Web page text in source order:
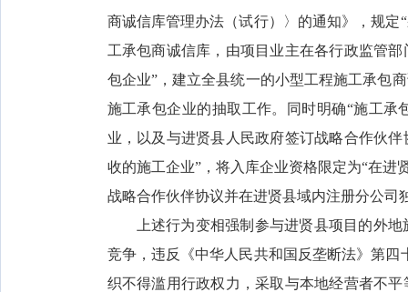
商诚信库管理办法（试行）〉的通知》，规
工承包商诚信库，由项目业主在各行政监管
包企业”，建立全县统一的小型工程施工承包
施工承包企业的抽取工作。同时明确“施工
业，以及与进贤县人民政府签订战略合作伙
收的施工企业”，将入库企业资格限定为“在进
战略合作伙伴协议并在进贤县域内注册分公司
上述行为变相强制参与进贤县项目的外
竞争，违反《中华人民共和国反垄断法》第
织不得滥用行政权力，采取与本地经营者不